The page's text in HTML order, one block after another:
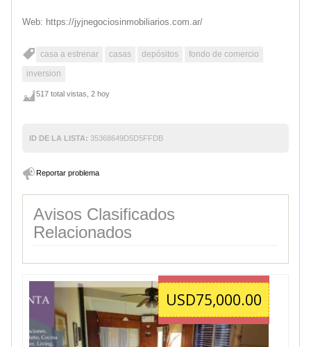
Web: https://jyjnegociosinmobiliarios.com.ar/
casa a estrenar casas depósitos
fondo de comercio
inversion
517 total vistas, 2 hoy
ID DE LA LISTA: 35368649D5D5FFDB
Reportar problema
Avisos Clasificados
Relacionados
USD75,000.00